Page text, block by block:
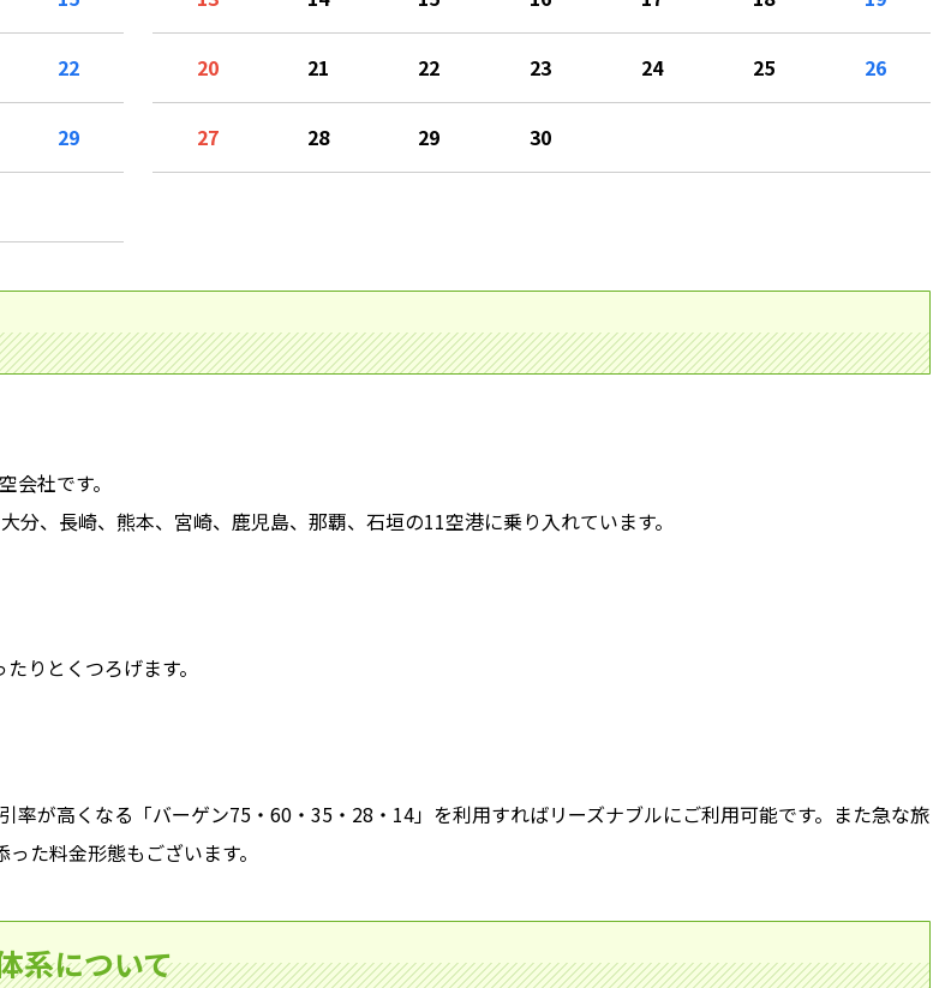
22
29
20 21 22 23 24 25 26
27 28 29 30
社です。
、長崎、熊本、宮崎、鹿児島、那覇、石垣の11空港に乗り入れています。
りとくつろげます。
が高くなる「バーゲン75・60・35・28・14」を利用すればリーズナブルにご利用可能です。また急な旅
た料金形態もございます。
系について